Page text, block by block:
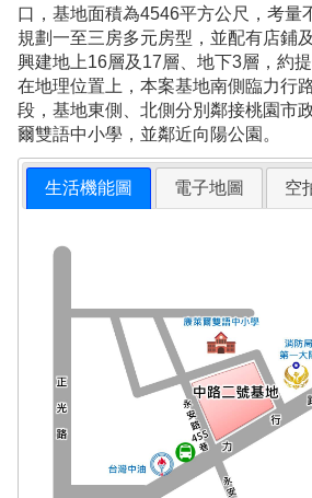
口，基地面積為4546平方公尺，考量
規劃一至三房多元房型，並配有店鋪
興建地上16層及17層、地下3層，約
在地理位置上，本案基地南側臨力行
段，基地東側、北側分別鄰接桃園市
爾雙語中小學，並鄰近向陽公園。
生活機能圖 電子地圖 空